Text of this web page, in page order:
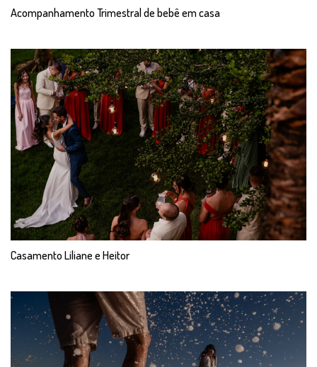
Acompanhamento Trimestral de bebê em casa
Casamento Liliane e Heitor